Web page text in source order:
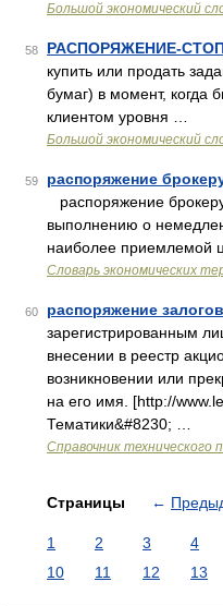
Большой экономический
58 РАСПОРЯЖЕНИЕ-
купить или продать
бумаг) в момент, когда
клиентом уровня …
Большой экономический
59 распоряжение
распоряжение
выполнению о
наиболее приемлемой
Словарь экономических
60 распоряжение
зарегистрированным
внесении в реестр
возникновении или
на его имя. [http://
Тематики&#8230; …
Справочник технического
Страницы ←
1 2 3 4
10
11 12 13